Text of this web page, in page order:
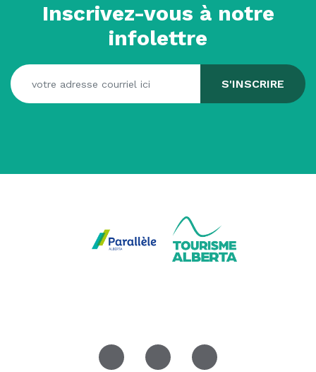
Inscrivez-vous à notre
infolettre